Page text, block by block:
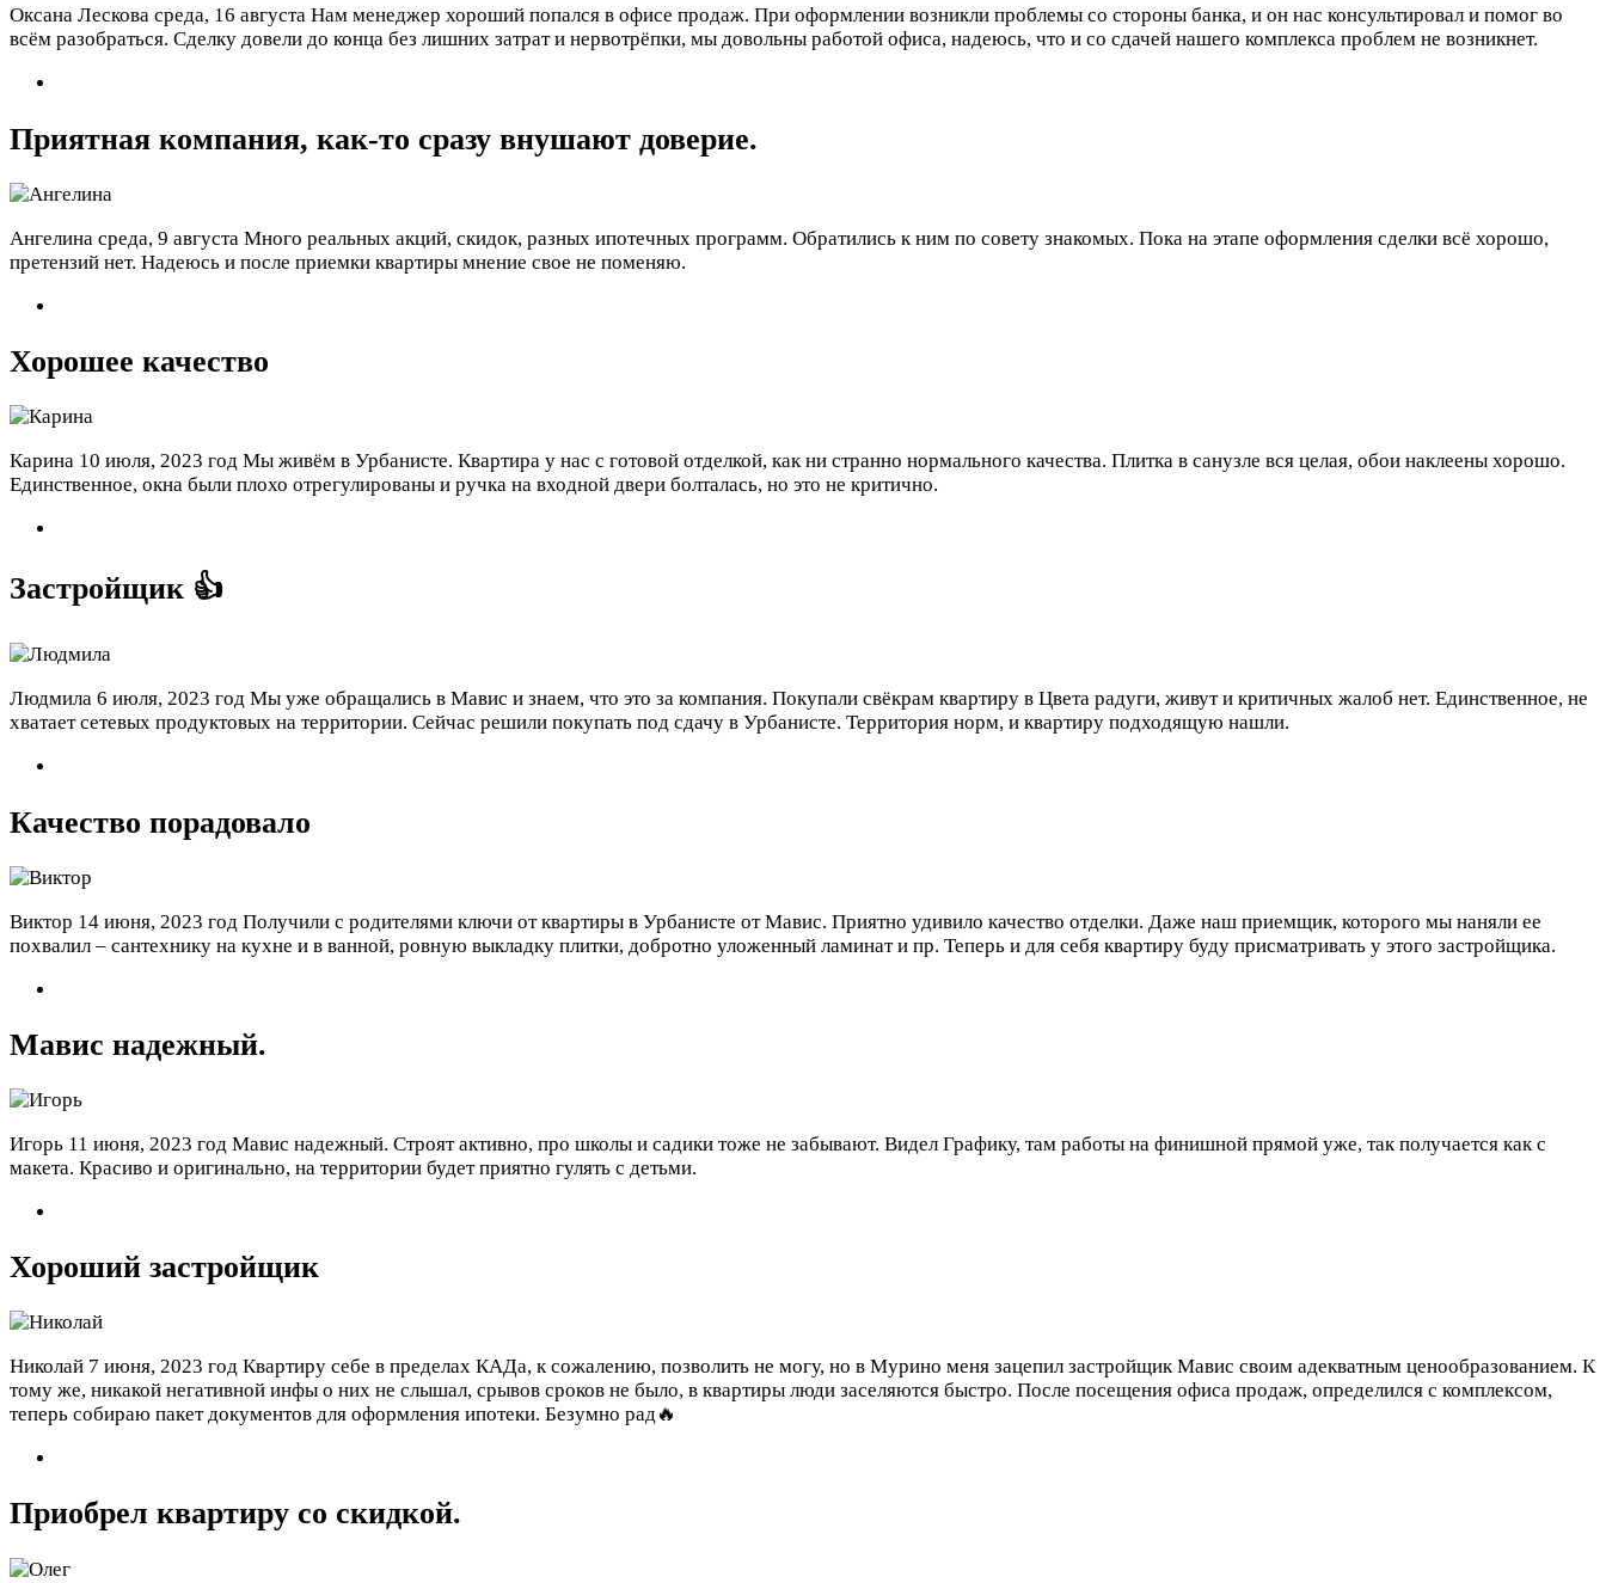
Оксана Лескова среда, 16 августа Нам менеджер хороший попался в офисе продаж. При оформлении возникли проблемы со стороны банка, и он нас консультировал и помог во
всём разобраться. Сделку довели до конца без лишних затрат и нервотрёпки, мы довольны работой офиса, надеюсь, что и со сдачей нашего комплекса проблем не возникнет.
Приятная компания, как-то сразу внушают доверие.
Ангелина среда, 9 августа Много реальных акций, скидок, разных ипотечных программ. Обратились к ним по совету знакомых. Пока на этапе оформления сделки всё хорошо,
претензий нет. Надеюсь и после приемки квартиры мнение свое не поменяю.
Хорошее качество
Карина 10 июля, 2023 год Мы живём в Урбанисте. Квартира у нас с готовой отделкой, как ни странно нормального качества. Плитка в санузле вся целая, обои наклеены хорошо.
Единственное, окна были плохо отрегулированы и ручка на входной двери болталась, но это не критично.
Застройщик 👍
Людмила 6 июля, 2023 год Мы уже обращались в Мавис и знаем, что это за компания. Покупали свёкрам квартиру в Цвета радуги, живут и критичных жалоб нет. Единственное, не
хватает сетевых продуктовых на территории. Сейчас решили покупать под сдачу в Урбанисте. Территория норм, и квартиру подходящую нашли.
Качество порадовало
Виктор 14 июня, 2023 год Получили с родителями ключи от квартиры в Урбанисте от Мавис. Приятно удивило качество отделки. Даже наш приемщик, которого мы наняли ее
похвалил – сантехнику на кухне и в ванной, ровную выкладку плитки, добротно уложенный ламинат и пр. Теперь и для себя квартиру буду присматривать у этого застройщика.
Мавис надежный.
Игорь 11 июня, 2023 год Мавис надежный. Строят активно, про школы и садики тоже не забывают. Видел Графику, там работы на финишной прямой уже, так получается как с
макета. Красиво и оригинально, на территории будет приятно гулять с детьми.
Хороший застройщик
Николай 7 июня, 2023 год Квартиру себе в пределах КАДа, к сожалению, позволить не могу, но в Мурино меня зацепил застройщик Мавис своим адекватным ценообразованием. К
тому же, никакой негативной инфы о них не слышал, срывов сроков не было, в квартиры люди заселяются быстро. После посещения офиса продаж, определился с комплексом,
теперь собираю пакет документов для оформления ипотеки. Безумно рад🔥
Приобрел квартиру со скидкой.